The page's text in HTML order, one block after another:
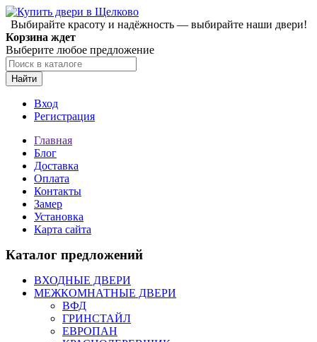
Выбирайте красоту и надёжность — выбирайте наши двери!
Корзина ждет
Выберите любое предложение
Найти
Вход
Регистрация
Главная
Блог
Доставка
Оплата
Контакты
Замер
Установка
Карта сайта
Каталог предложений
ВХОДНЫЕ ДВЕРИ
МЕЖКОМНАТНЫЕ ДВЕРИ
ВФД
ГРИНСТАЙЛ
ЕВРОПАН